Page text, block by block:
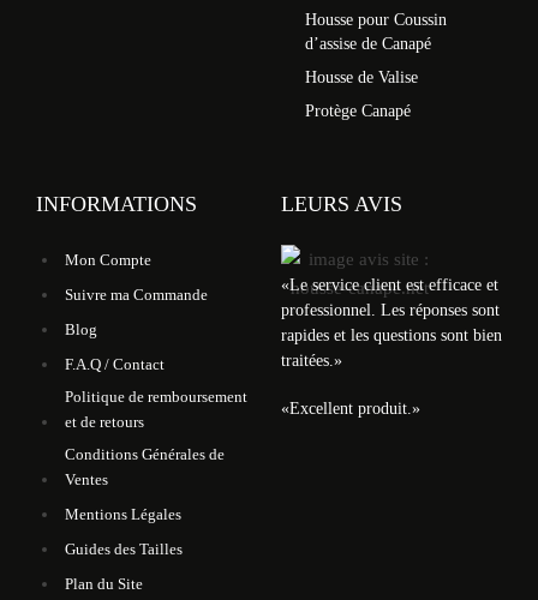
Housse pour Coussin
d’assise de Canapé
Housse de Valise
Protège Canapé
INFORMATIONS
Mon Compte
Suivre ma Commande
Blog
F.A.Q / Contact
Politique de remboursement
et de retours
Conditions Générales de
Ventes
Mentions Légales
Guides des Tailles
Plan du Site
LEURS AVIS
«Le service client est efficace et
professionnel. Les réponses sont
rapides et les questions sont bien
traitées. »
«Excellent produit.»